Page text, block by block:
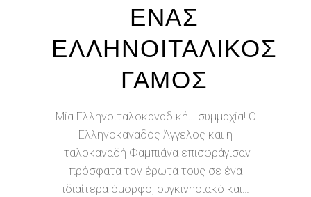
ΕΝΑΣ
ΕΛΛΗΝΟΙΤΑΛΙΚΟΣ
ΓΑΜΟΣ
Μία Ελληνοιταλοκαναδική… συμμαχία! Ο
Ελληνοκαναδός Άγγελος και η
Ιταλοκαναδή Φαμπιάνα επισφράγισαν
πρόσφατα τον έρωτά τους σε ένα
ιδιαίτερα όμορφο, συγκινησιακό και…